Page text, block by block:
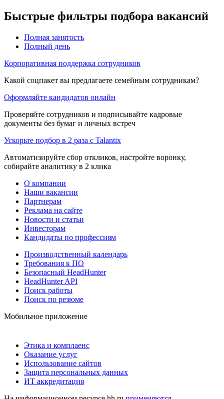
Быстрые фильтры подбора вакансий
Полная занятость
Полный день
Корпоративная поддержка сотрудников
Какой соцпакет вы предлагаете семейным сотрудникам?
Оформляйте кандидатов онлайн
Проверяйте сотрудников и подписывайте кадровые
документы без бумаг и личных встреч
Ускорьте подбор в 2 раза с Talantix
Автоматизируйте сбор откликов, настройте воронку,
собирайте аналитику в 2 клика
О компании
Наши вакансии
Партнерам
Реклама на сайте
Новости и статьи
Инвесторам
Кандидаты по профессиям
Производственный календарь
Требования к ПО
Безопасный HeadHunter
HeadHunter API
Поиск работы
Поиск по резюме
Мобильное приложение
Этика и комплаенс
Оказание услуг
Использование сайтов
Защита персональных данных
ИТ аккредитация